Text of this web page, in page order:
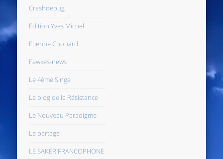
Crashdebug
Edition Yves Michel
Etienne Chouard
Fawkes-news
Le 4ème Singe
Le blog de la Résistance
Le Nouveau Paradigme
Le partage
LE SAKER FRANCOPHONE